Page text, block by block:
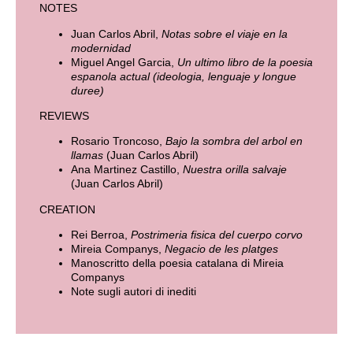
NOTES
Juan Carlos Abril, Notas sobre el viaje en la
modernidad
Miguel Angel Garcia,
Un ultimo libro de la poesia
espanola actual (ideologia, lenguaje y longue
duree)
REVIEWS
Rosario Troncoso, Bajo la sombra del arbol en
llamas (Juan Carlos Abril)
Ana Martinez Castillo, Nuestra orilla salvaje
(Juan Carlos Abril)
CREATION
Rei Berroa, Postrimeria fisica del cuerpo corvo
Mireia Companys, Negacio de les platges
Manoscritto della poesia catalana di Mireia
Companys
Note sugli autori di inediti